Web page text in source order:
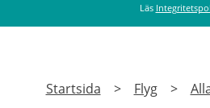
Läs
Startsida > Flyg >